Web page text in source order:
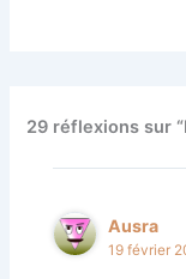
29 réflexions sur
Ausra
19 février